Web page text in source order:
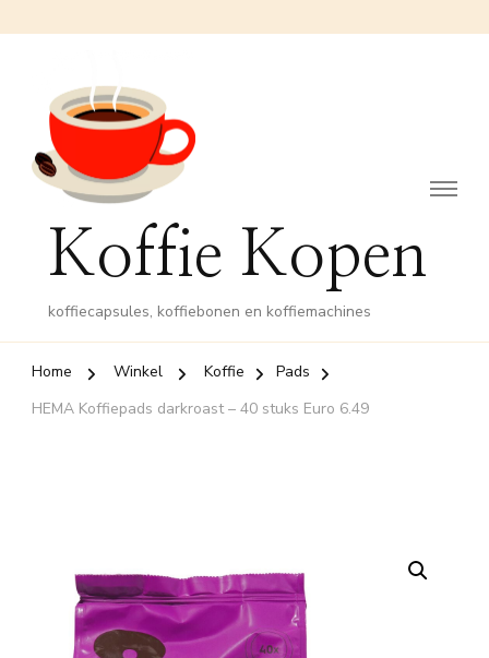
Koffie Kopen
koffiecapsules, koffiebonen en koffiemachines
Home Winkel Koffie
Pads
HEMA Koffiepads darkroast – 40 stuks Euro 6.49